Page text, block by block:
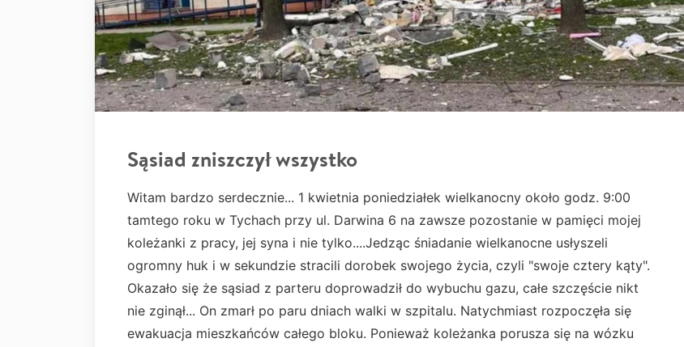
Sąsiad zniszczył wszystko
Witam bardzo serdecznie... 1 kwietnia poniedziałek wielkanocny około godz. 9:00
tamtego roku w Tychach przy ul. Darwina 6 na zawsze pozostanie w pamięci mojej
koleżanki z pracy, jej syna i nie tylko....Jedząc śniadanie wielkanocne usłyszeli
ogromny huk i w sekundzie stracili dorobek swojego życia, czyli "swoje cztery kąty".
Okazało się że sąsiad z parteru doprowadził do wybuchu gazu, całe szczęście nikt
nie zginął... On zmarł po paru dniach walki w szpitalu. Natychmiast rozpoczęła się
ewakuacja mieszkańców całego bloku. Ponieważ koleżanka porusza się na wózku